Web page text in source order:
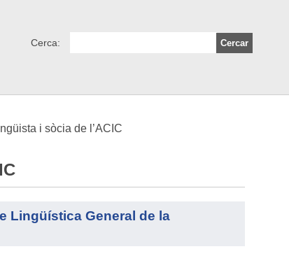
Cerca:
i sòcia de l’ACIC
Lingüística General de la